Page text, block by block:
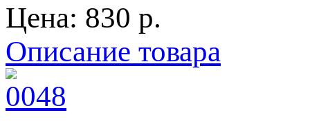
Цена: 830 p.
Описание товара